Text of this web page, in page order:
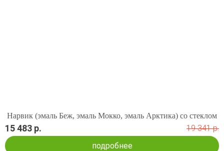
Нарвик (эмаль Беж, эмаль Мокко, эмаль Арктика) со стеклом
15 483 р.
19 341 р.
подробнее